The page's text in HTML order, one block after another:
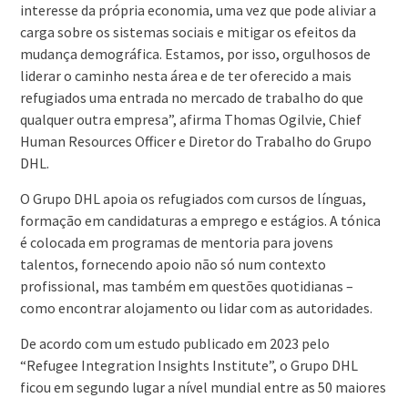
interesse da própria economia, uma vez que pode aliviar a
carga sobre os sistemas sociais e mitigar os efeitos da
mudança demográfica. Estamos, por isso, orgulhosos de
liderar o caminho nesta área e de ter oferecido a mais
refugiados uma entrada no mercado de trabalho do que
qualquer outra empresa”, afirma Thomas Ogilvie, Chief
Human Resources Officer e Diretor do Trabalho do Grupo
DHL.
O Grupo DHL apoia os refugiados com cursos de línguas,
formação em candidaturas a emprego e estágios. A tónica
é colocada em programas de mentoria para jovens
talentos, fornecendo apoio não só num contexto
profissional, mas também em questões quotidianas –
como encontrar alojamento ou lidar com as autoridades.
De acordo com um estudo publicado em 2023 pelo
“Refugee Integration Insights Institute”, o Grupo DHL
ficou em segundo lugar a nível mundial entre as 50 maiores